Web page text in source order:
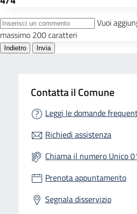
Contatta il Comune
Leggi le domande
Richiedi assistenza
Chiama il numero Unico
Prenota appuntamento
Segnala disservizio